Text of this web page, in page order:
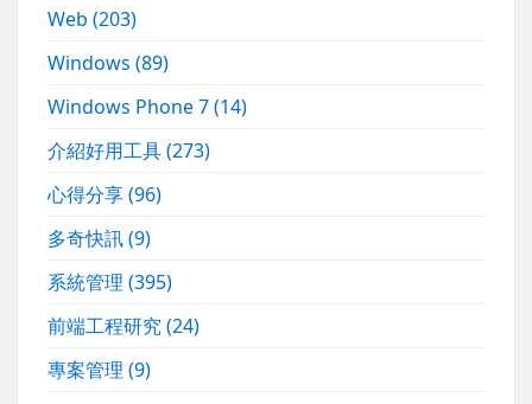
Web(203)
Windows(89)
Windows Phone 7(14)
介紹好用工具(273)
心得分享(96)
多奇快訊(9)
系統管理(395)
前端工程研究(24)
專案管理(9)